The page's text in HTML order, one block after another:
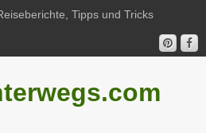
Tipps und Tricks